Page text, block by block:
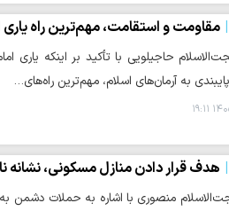
مقاومت و استقامت، مهم‌ترین راه
حاجیلویی با تأکید بر اینکه یاری
به آرمان‌های اسلام، مهم‌ترین راه‌های…
هدف قرار دادن منازل مسکونی،
منصوری با اشاره به حملات دشمن